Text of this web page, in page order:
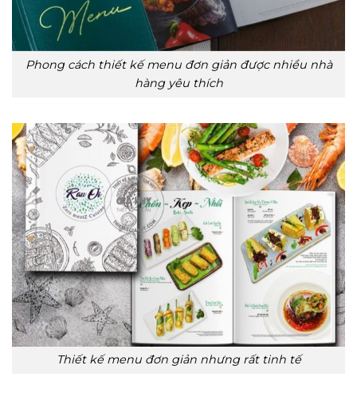
Phong cách thiết kế menu đơn giản được nhiều nhà
hàng yêu thích
Thiết kế menu đơn giản nhưng rất tinh tế